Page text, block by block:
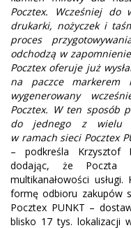
Pocztex. Wcześniej do
drukarki, nożyczek i
proces
odchodzą w
Pocztex oferuje już
na paczce markerem
wygenerowany
Pocztex. W ten sposób
do jednego z wielu
w ramach sieci Pocztex
– podkreśla Krzysztof
dodając, że Poczta
multikanałowości
formę odbioru zakupów
Pocztex PUNKT –
blisko 17 tys. lokalizacji